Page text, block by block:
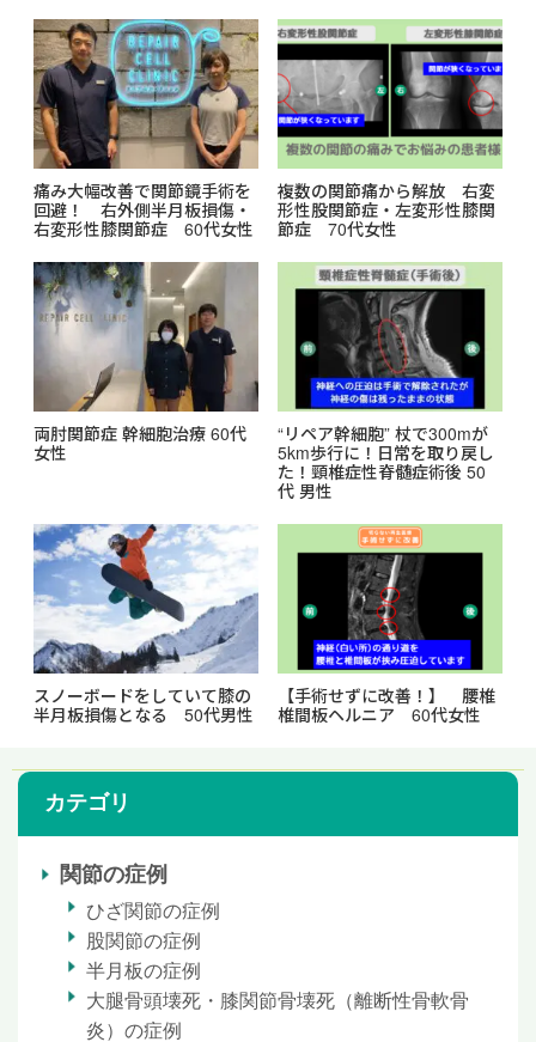
痛み大幅改善で関節鏡手術を
回避！ 右外側半月板損傷・
右変形性膝関節症 60代女性
複数の関節痛から解放 右変
形性股関節症・左変形性膝関
節症 70代女性
両肘関節症 幹細胞治療 60代
女性
“リペア幹細胞” 杖で300mが
5km歩行に！日常を取り戻し
た！頸椎症性脊髄症術後 50
代 男性
スノーボードをしていて膝の
半月板損傷となる 50代男性
【手術せずに改善！】 腰椎
椎間板ヘルニア 60代女性
カテゴリ
関節の症例
ひざ関節の症例
股関節の症例
半月板の症例
大腿骨頭壊死・膝関節骨壊死（離断性骨軟骨
炎）の症例